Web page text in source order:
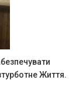
Життя.